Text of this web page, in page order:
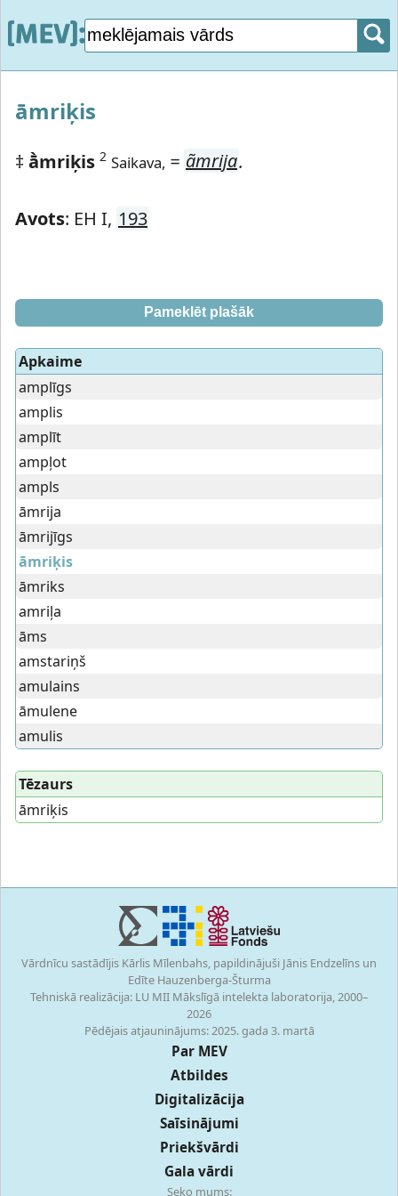
āmriķis
‡ ā̀mriķis 2 Saikava, = ãmrija.
Avots: EH I, 193
Pameklēt plašāk
Apkaime
amplīgs
amplis
amplīt
ampļot
ampls
āmrija
āmrijīgs
āmriķis
āmriks
amriļa
āms
amstariņš
amulains
āmulene
amulis
Tēzaurs
āmriķis
Vārdnīcu sastādījis Kārlis Mīlenbahs, papildinājuši Jānis Endzelīns un
Edīte Hauzenberga-Šturma
Tehniskā realizācija: LU MII Mākslīgā intelekta laboratorija, 2000–
2026
Pēdējais atjauninājums: 2025. gada 3. martā
Par MEV
Atbildes
Digitalizācija
Saīsinājumi
Priekšvārdi
Gala vārdi
Seko mums: